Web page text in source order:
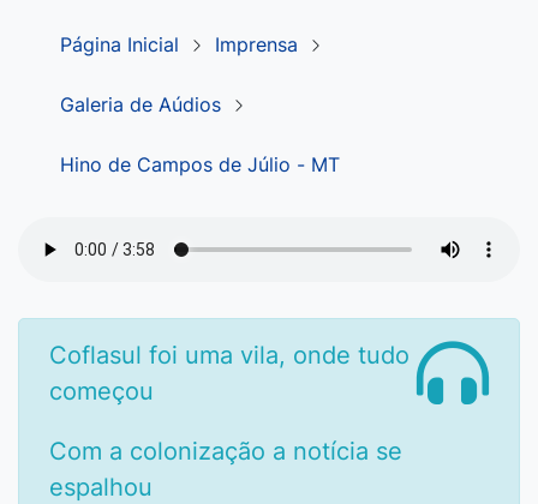
Página Inicial Imprensa
Galeria de Aúdios
Hino de Campos de Júlio - MT
Coflasul foi uma vila, onde tudo
começou
Com a colonização a notícia se
espalhou